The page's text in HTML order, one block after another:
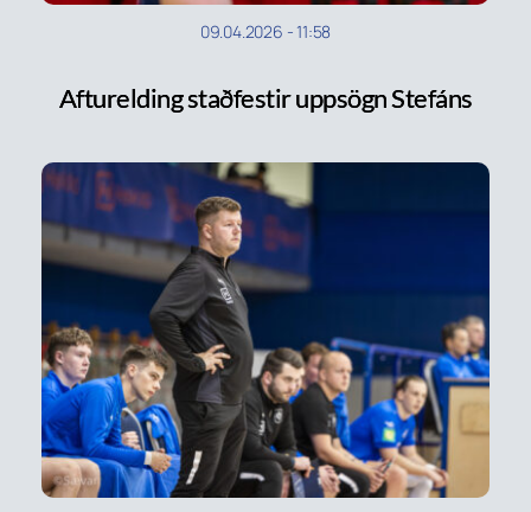
09.04.2026 -11:58
Afturelding staðfestir uppsögn Stefáns